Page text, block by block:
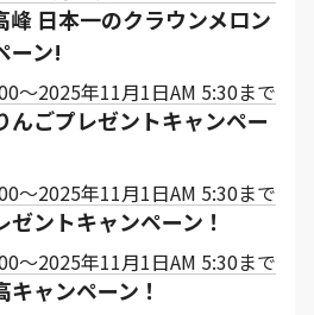
峰 日本一のクラウンメロン
ーン!
～2025年11月1日AM 5:30まで
んごプレゼントキャンペー
～2025年11月1日AM 5:30まで
ントキャンペーン！
～2025年11月1日AM 5:30まで
ャンペーン！